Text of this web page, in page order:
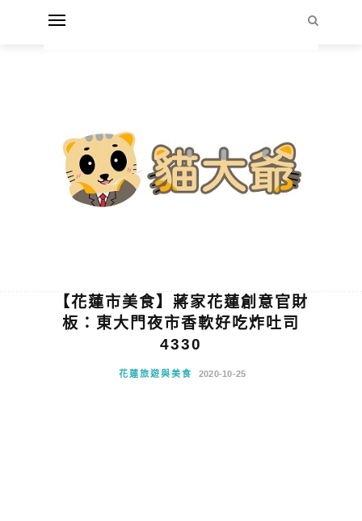
【花蓮市美食】蔣家花蓮創意官財
板：東大門夜市香軟好吃炸吐司
4330
花蓮旅遊與美食 2020-10-25